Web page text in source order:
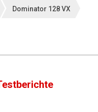
Testberichte
Dominator 128 VX